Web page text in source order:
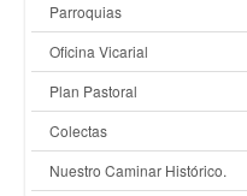
Parroquias
Oficina Vicarial
Plan Pastoral
Colectas
Nuestro Caminar Histórico.